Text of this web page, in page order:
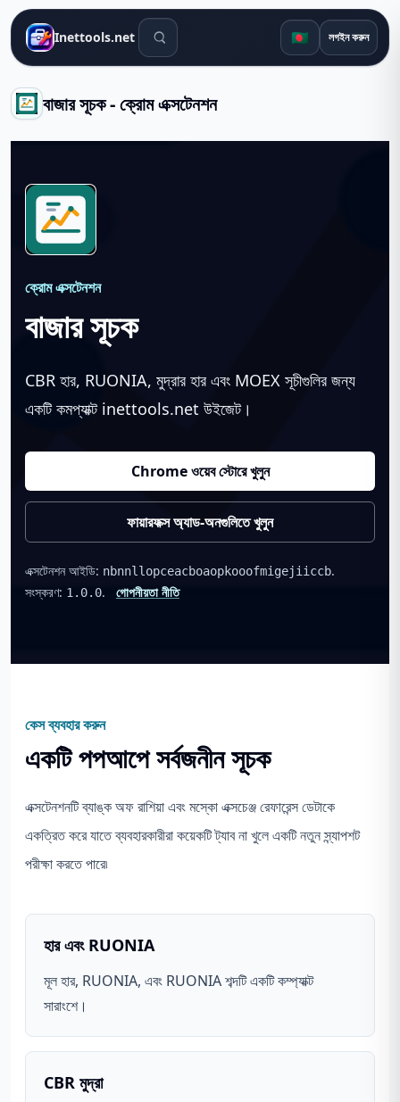
Inettools.net সার্চ টুলস 🇧🇩 লগইন করুন
বাজার সূচক - ক্রোম এক্সটেনশন
ক্রোম এক্সটেনশন
বাজার সূচক
CBR হার, RUONIA, মুদ্রার হার এবং MOEX সূচীগুলির জন্য
একটি কমপ্যাক্ট inettools.net উইজেট।
Chrome ওয়েব স্টোরে খুলুন
ফায়ারফক্স অ্যাড-অনগুলিতে খুলুন
এক্সটেনশন আইডি: nbnnllopceacboaopkooofmigejiiccb.
সংস্করণ: 1.0.0. গোপনীয়তা নীতি
কেস ব্যবহার করুন
একটি পপআপে সর্বজনীন সূচক
এক্সটেনশনটি ব্যাঙ্ক অফ রাশিয়া এবং মস্কো এক্সচেঞ্জ রেফারেন্স ডেটাকে
একত্রিত করে যাতে ব্যবহারকারীরা কয়েকটি ট্যাব না খুলে একটি নতুন স্ন্যাপশট
পরীক্ষা করতে পারে৷
হার এবং RUONIA
মূল হার, RUONIA, এবং RUONIA শব্দটি একটি কম্প্যাক্ট
সারাংশে।
CBR মুদ্রা